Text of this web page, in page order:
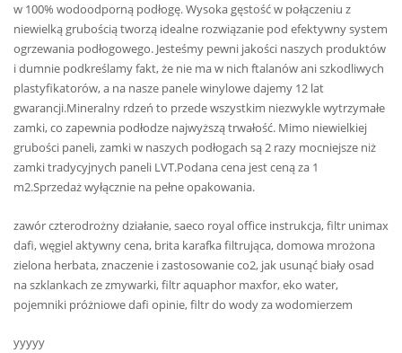
w 100% wodoodporną podłogę. Wysoka gęstość w połączeniu z
niewielką grubością tworzą idealne rozwiązanie pod efektywny system
ogrzewania podłogowego. Jesteśmy pewni jakości naszych produktów
i dumnie podkreślamy fakt, że nie ma w nich ftalanów ani szkodliwych
plastyfikatorów, a na nasze panele winylowe dajemy 12 lat
gwarancji.Mineralny rdzeń to przede wszystkim niezwykle wytrzymałe
zamki, co zapewnia podłodze najwyższą trwałość. Mimo niewielkiej
grubości paneli, zamki w naszych podłogach są 2 razy mocniejsze niż
zamki tradycyjnych paneli LVT.Podana cena jest ceną za 1
m2.Sprzedaż wyłącznie na pełne opakowania.
zawór czterodrożny działanie, saeco royal office instrukcja, filtr unimax
dafi, węgiel aktywny cena, brita karafka filtrująca, domowa mrożona
zielona herbata, znaczenie i zastosowanie co2, jak usunąć biały osad
na szklankach ze zmywarki, filtr aquaphor maxfor, eko water,
pojemniki próżniowe dafi opinie, filtr do wody za wodomierzem
yyyyy